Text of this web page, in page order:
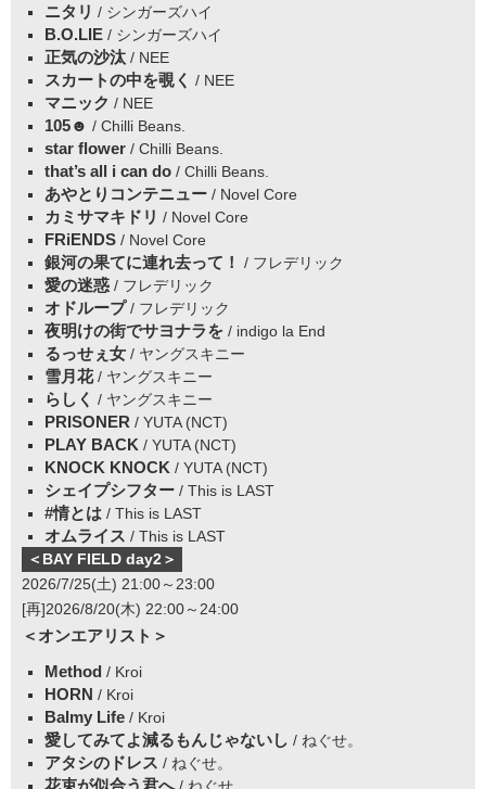
ニタリ / シンガーズハイ
B.O.LIE / シンガーズハイ
正気の沙汰 / NEE
スカートの中を覗く / NEE
マニック / NEE
105☻ / Chilli Beans.
star flower / Chilli Beans.
that’s all i can do / Chilli Beans.
あやとりコンテニュー / Novel Core
カミサマキドリ / Novel Core
FRiENDS / Novel Core
銀河の果てに連れ去って！ / フレデリック
愛の迷惑 / フレデリック
オドループ/ フレデリック
夜明けの街でサヨナラを / indigo la End
るっせぇ女 / ヤングスキニー
雪月花/ ヤングスキニー
らしく / ヤングスキニー
PRISONER / YUTA (NCT)
PLAY BACK / YUTA (NCT)
KNOCK KNOCK / YUTA (NCT)
シェイプシフター / This is LAST
#情とは / This is LAST
オムライス / This is LAST
＜BAY FIELD day2＞
2026/7/25(土) 21:00～23:00
[再]2026/8/20(木) 22:00～24:00
＜オンエアリスト＞
Method / Kroi
HORN / Kroi
Balmy Life / Kroi
愛してみてよ減るもんじゃないし / ねぐせ。
アタシのドレス / ねぐせ。